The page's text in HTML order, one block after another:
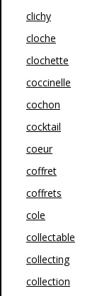
clichy
cloche
clochette
coccinelle
cochon
cocktail
coeur
coffret
coffrets
cole
collectable
collecting
collection